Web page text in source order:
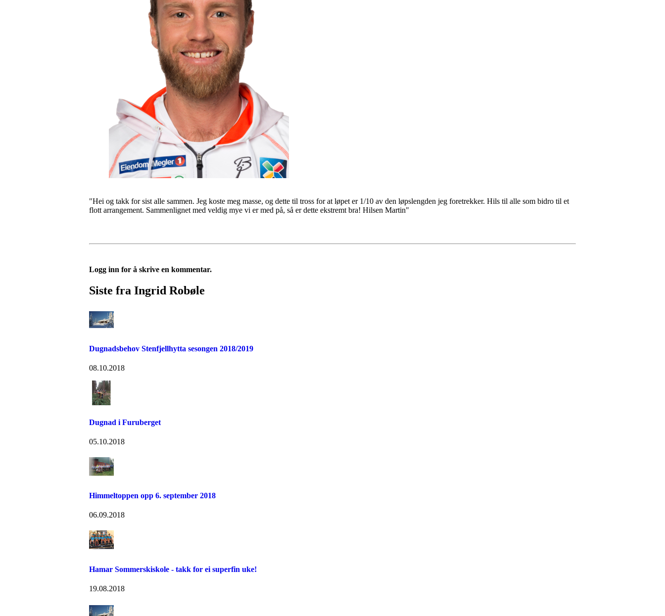
"Hei og takk for sist alle sammen. Jeg koste meg masse, og dette til tross for at løpet er 1/10 av den løpslengden jeg foretrekker. Hils til alle som bidro til et
flott arrangement. Sammenlignet med veldig mye vi er med på, så er dette ekstremt bra! Hilsen Martin"
Logg inn for å skrive en kommentar.
Siste fra Ingrid Robøle
Dugnadsbehov Stenfjellhytta sesongen 2018/2019
08.10.2018
Dugnad i Furuberget
05.10.2018
Himmeltoppen opp 6. september 2018
06.09.2018
Hamar Sommerskiskole - takk for ei superfin uke!
19.08.2018